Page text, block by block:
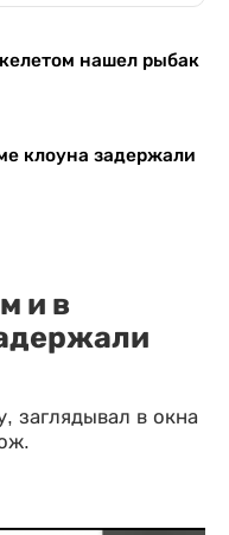
нашел рыбак
клоуна задержали
и в
заглядывал в окна